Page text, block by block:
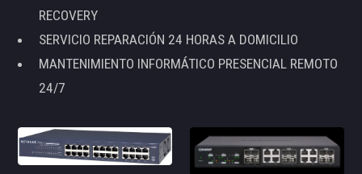
RECOVERY
SERVICIO REPARACIÓN 24 HORAS A DOMICILIO
MANTENIMIENTO INFORMÁTICO PRESENCIAL REMOTO
24/7